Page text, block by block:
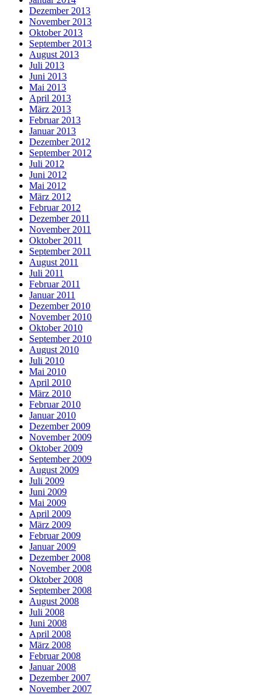
Dezember 2013
November 2013
Oktober 2013
September 2013
August 2013
Juli 2013
Juni 2013
Mai 2013
April 2013
März 2013
Februar 2013
Januar 2013
Dezember 2012
September 2012
Juli 2012
Juni 2012
Mai 2012
März 2012
Februar 2012
Dezember 2011
November 2011
Oktober 2011
September 2011
August 2011
Juli 2011
Februar 2011
Januar 2011
Dezember 2010
November 2010
Oktober 2010
September 2010
August 2010
Juli 2010
Mai 2010
April 2010
März 2010
Februar 2010
Januar 2010
Dezember 2009
November 2009
Oktober 2009
September 2009
August 2009
Juli 2009
Juni 2009
Mai 2009
April 2009
März 2009
Februar 2009
Januar 2009
Dezember 2008
November 2008
Oktober 2008
September 2008
August 2008
Juli 2008
Juni 2008
April 2008
März 2008
Februar 2008
Januar 2008
Dezember 2007
November 2007